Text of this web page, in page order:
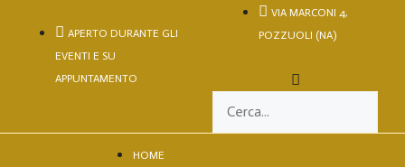
APERTO DURANTE GLI
EVENTI E SU
APPUNTAMENTO
VIA MARCONI 4,
POZZUOLI (NA)
HOME